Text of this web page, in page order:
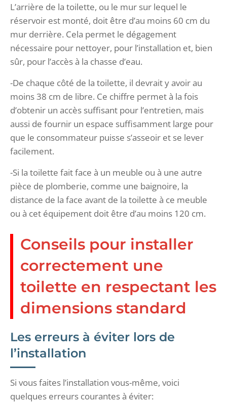
L’arrière de la toilette, ou le mur sur lequel le
réservoir est monté, doit être d’au moins 60 cm du
mur derrière. Cela permet le dégagement
nécessaire pour nettoyer, pour l’installation et, bien
sûr, pour l’accès à la chasse d’eau.
-De chaque côté de la toilette, il devrait y avoir au
moins 38 cm de libre. Ce chiffre permet à la fois
d’obtenir un accès suffisant pour l’entretien, mais
aussi de fournir un espace suffisamment large pour
que le consommateur puisse s’asseoir et se lever
facilement.
-Si la toilette fait face à un meuble ou à une autre
pièce de plomberie, comme une baignoire, la
distance de la face avant de la toilette à ce meuble
ou à cet équipement doit être d’au moins 120 cm.
Conseils pour installer
correctement une
toilette en respectant les
dimensions standard
Les erreurs à éviter lors de
l’installation
Si vous faites l’installation vous-même, voici
quelques erreurs courantes à éviter: